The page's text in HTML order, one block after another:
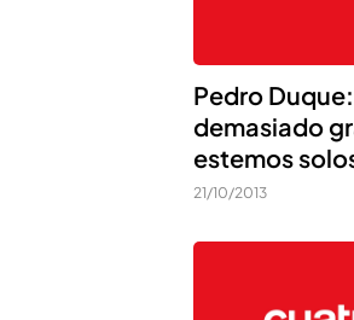
Pedro
demasiado
estemos
21/10/2013